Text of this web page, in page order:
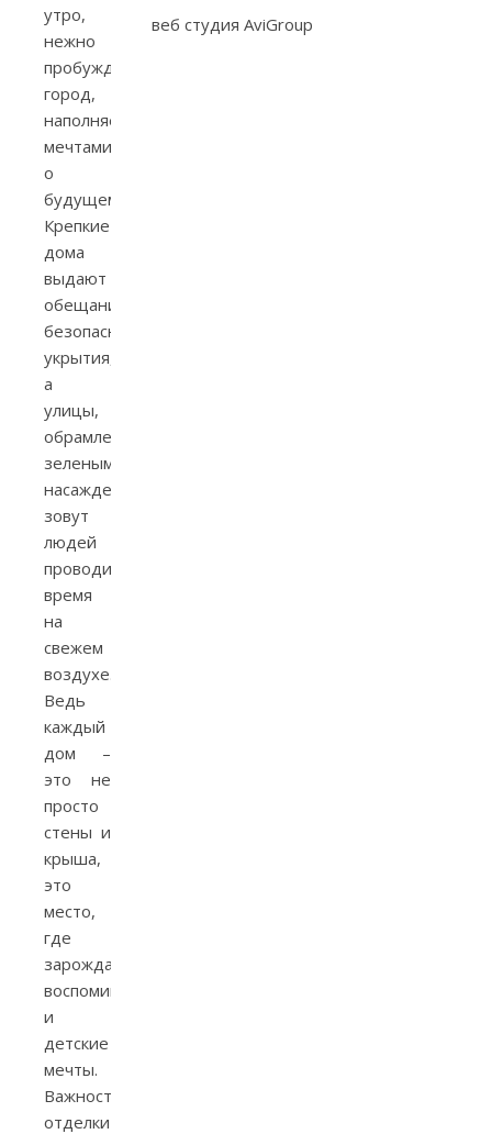
утро,
нежно
пробуждая
город,
наполняет
мечтами
о
будущем.
Крепкие
дома
выдают
обещания
безопасного
укрытия,
а
улицы,
обрамленные
зелеными
насаждениями,
зовут
людей
проводить
время
на
свежем
воздухе.
Ведь
каждый
дом –
это не
просто
стены и
крыша,
это
место,
где
зарождаются
воспоминания
и
детские
мечты.
Важность
отделки
веб студия AviGroup